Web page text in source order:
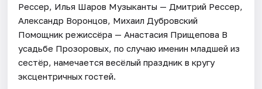
Рессер, Илья Шаров Музыканты — Дмитрий Рессер,
Александр Воронцов, Михаил Дубровский
Помощник режиссёра — Анастасия Прищепова В
усадьбе Прозоровых, по случаю именин младшей из
сестёр, намечается весёлый праздник в кругу
эксцентричных гостей.